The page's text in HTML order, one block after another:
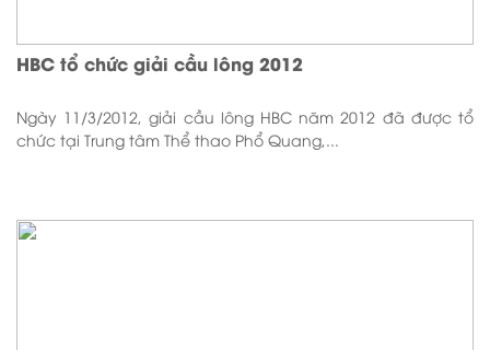
HBC tổ chức giải cầu lông 2012
Ngày 11/3/2012, giải cầu lông HBC năm 2012 đã được tổ
chức tại Trung tâm Thể thao Phổ Quang,...